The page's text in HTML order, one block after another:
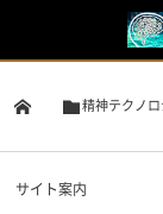
精神テクノ
サイト案内